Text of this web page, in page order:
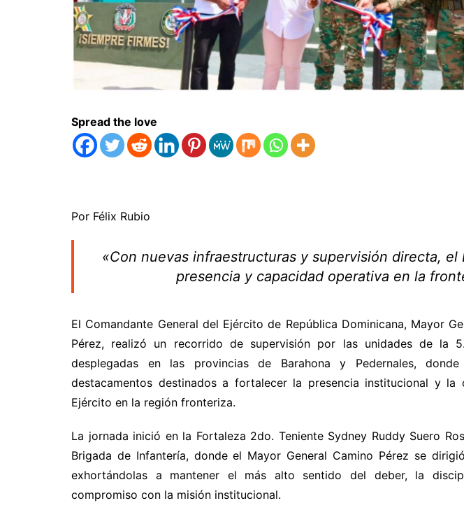
Spread the love
Por Félix Rubio
«Con nuevas infraestructuras y supervisión directa, el
presencia y capacidad operativa en la
El Comandante General del Ejército de República Dominicana, Mayor
Pérez, realizó un recorrido de supervisión por las unidades de la
desplegadas en las provincias de Barahona y Pedernales,
destacamentos destinados a fortalecer la presencia institucional y la
Ejército en la región fronteriza.
La jornada inició en la Fortaleza 2do. Teniente Sydney Ruddy Suero
Brigada de Infantería, donde el Mayor General Camino Pérez se
exhortándolas a mantener el más alto sentido del deber, la
compromiso con la misión institucional.